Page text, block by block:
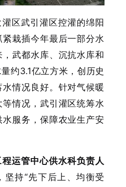
区武引灌区控灌的绵阳
栽插今年最后一部分水
武都水库、沉抗水库和
约3.1亿立方米，创历史
情况良好。针对气候暖
情况，武引灌区统筹水
服务，保障农业生产安
运管中心供水科负责人
坚持“先下后上、均衡受